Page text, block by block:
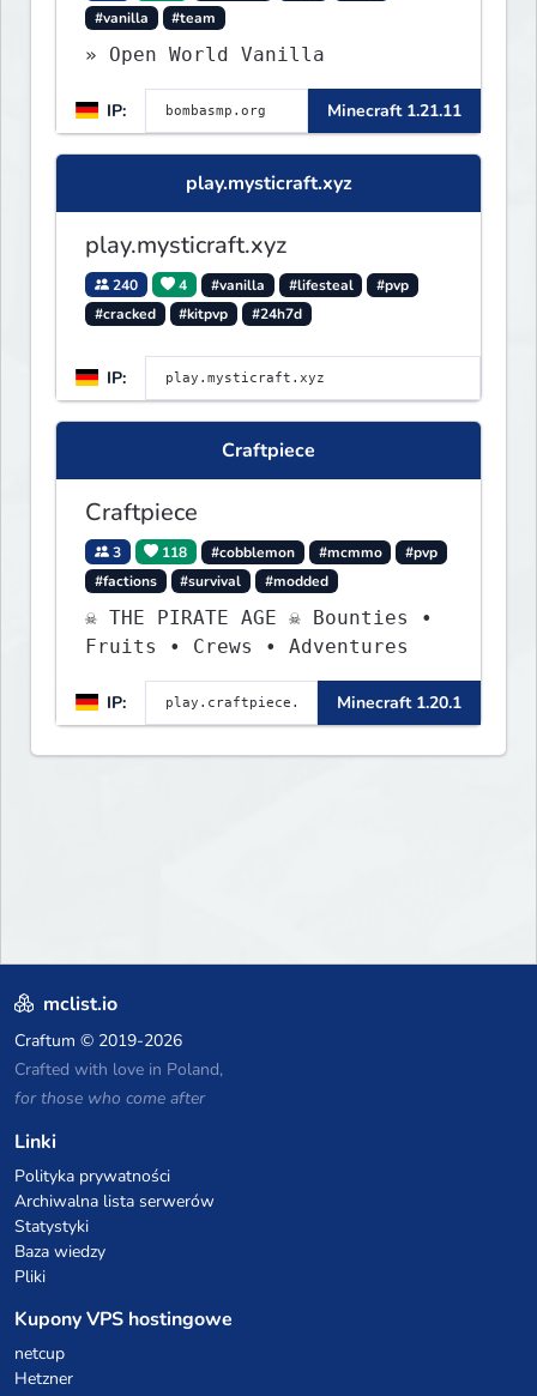
#vanilla
#team
» Open World Vanilla
IP: Minecraft 1.21.11
play.mysticraft.xyz
play.mysticraft.xyz
240 4 #vanilla #lifesteal
#pvp
#cracked
#kitpvp #24h7d
IP:
Craftpiece
Craftpiece
3 118 #cobblemon #mcmmo
#pvp
#factions
#survival #modded
☠ THE PIRATE AGE ☠ Bounties •
Fruits • Crews • Adventures
IP: Minecraft 1.20.1
mclist.io
Craftum © 2019-2026
Crafted with love in Poland,
for those who come after
Linki
Polityka prywatności
Archiwalna lista serwerów
Statystyki
Baza wiedzy
Pliki
Kupony VPS hostingowe
netcup
Hetzner